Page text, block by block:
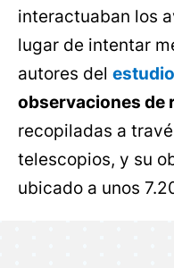
interactuaban los
lugar de intentar
autores del estudio
observaciones de
recopiladas a
telescopios, y su
ubicado a unos